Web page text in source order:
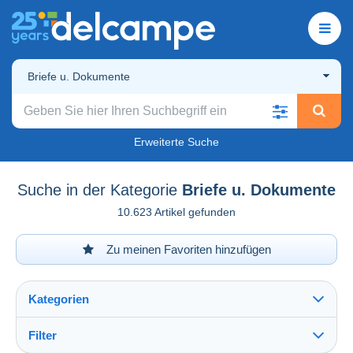
Briefe u. Dokumente
Erweiterte Suche
Suche in der Kategorie Briefe u. Dokumente
10.623 Artikel gefunden
Zu meinen Favoriten hinzufügen
Kategorien
Filter